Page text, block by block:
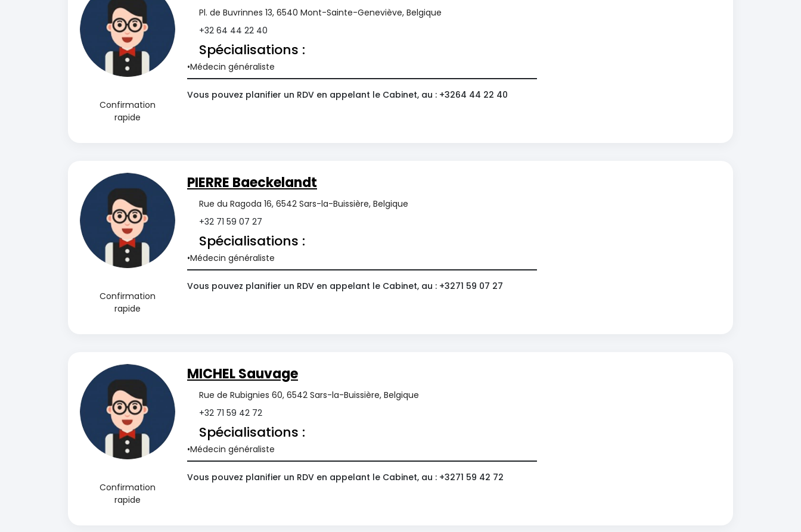
Confirmation
rapide
Pl. de Buvrinnes 13, 6540 Mont-Sainte-Geneviève, Belgique
+32 64 44 22 40
Spécialisations :
Médecin généraliste
Vous pouvez planifier un RDV en appelant le Cabinet, au : +3264 44 22 40
Confirmation
rapide
PIERRE Baeckelandt
Rue du Ragoda 16, 6542 Sars-la-Buissière, Belgique
+32 71 59 07 27
Spécialisations :
Médecin généraliste
Vous pouvez planifier un RDV en appelant le Cabinet, au : +3271 59 07 27
Confirmation
rapide
MICHEL Sauvage
Rue de Rubignies 60, 6542 Sars-la-Buissière, Belgique
+32 71 59 42 72
Spécialisations :
Médecin généraliste
Vous pouvez planifier un RDV en appelant le Cabinet, au : +3271 59 42 72